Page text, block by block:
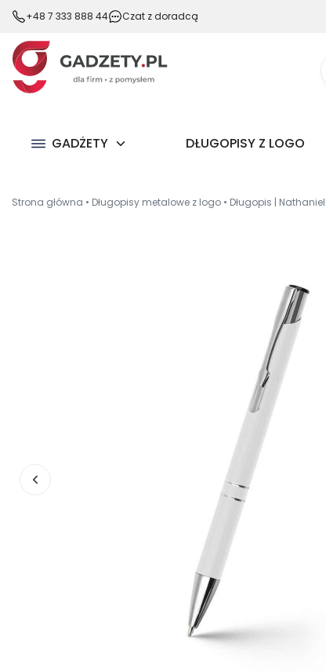
+48 7 333 888 44 Czat z doradcą
GADŻETY DŁUGOPISY Z LOGO
Strona główna • Długopisy metalowe z logo • Długopis | Nathaniel